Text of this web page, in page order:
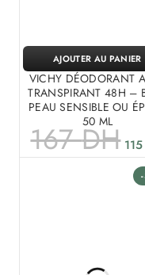
VICHY DÉODORANT
TRANSPIRANT 48H –
PEAU SENSIBLE OU
50 ML
167DH 115
AJOUTER AU PANIER